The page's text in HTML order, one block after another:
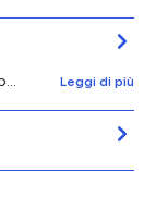
Leggi di più